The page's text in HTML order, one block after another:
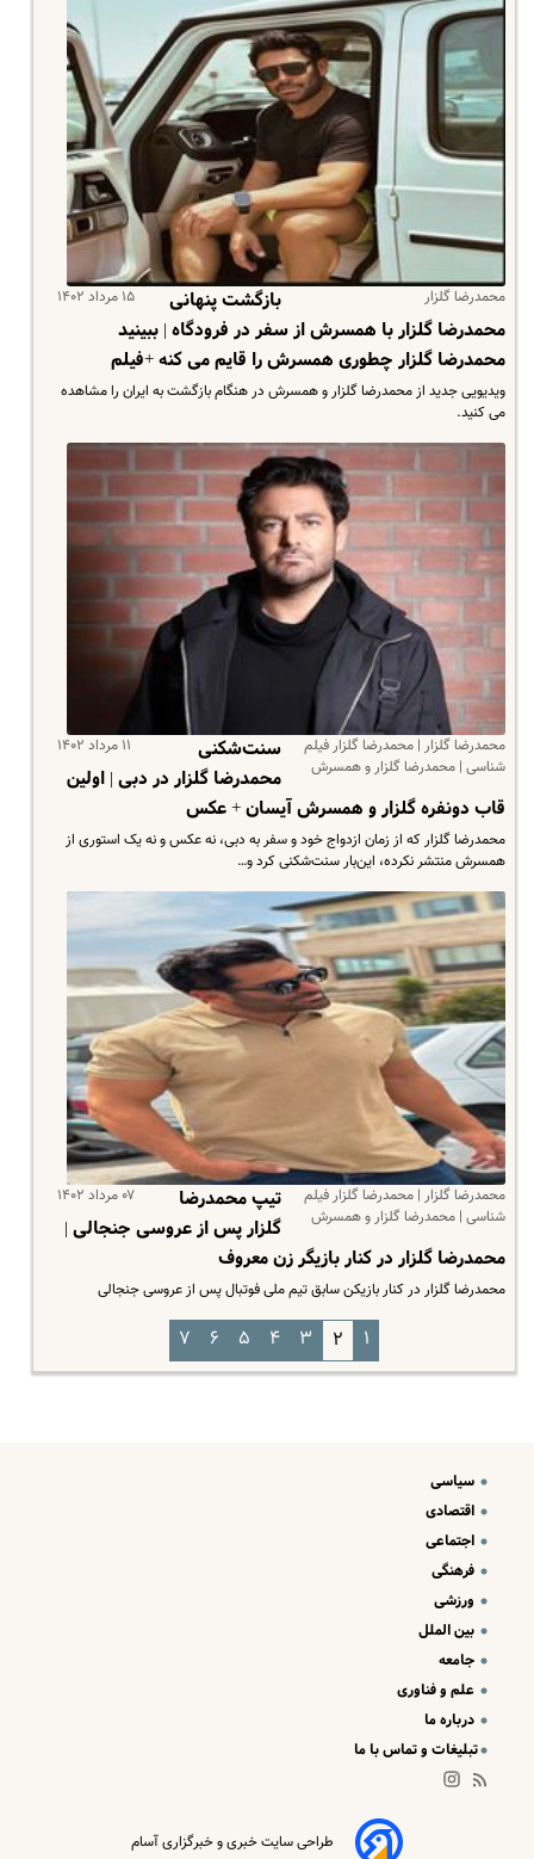
محمدرضا گلزار ۱۵ مرداد ۱۴۰۲
بازگشت پنهانی
محمدرضا گلزار با همسرش از سفر در فرودگاه | ببینید
محمدرضا گلزار چطوری همسرش را قایم می کنه +فیلم
ویدیویی جدید از محمدرضا گلزار و همسرش در هنگام بازگشت به ایران را مشاهده
می کنید.
محمدرضا گلزار | محمدرضا گلزار فیلم
شناسی | محمدرضا گلزار و همسرش
۱۱ مرداد ۱۴۰۲
سنت‌شکنی
محمدرضا گلزار در دبی | اولین
قاب دونفره گلزار و همسرش آیسان + عکس
محمدرضا گلزار که از زمان ازدواج خود و سفر به دبی، نه عکس و نه یک استوری از
همسرش منتشر نکرده، این‌بار سنت‌شکنی کرد و…
محمدرضا گلزار | محمدرضا گلزار فیلم
شناسی | محمدرضا گلزار و همسرش
۰۷ مرداد ۱۴۰۲
تیپ محمدرضا
گلزار پس از عروسی جنجالی |
محمدرضا گلزار در کنار بازیگر زن معروف
محمدرضا گلزار در کنار بازیکن سابق تیم ملی فوتبال پس از عروسی جنجالی
۱ ۲ ۳ ۴ ۵ ۶ ۷
سیاسی
اقتصادی
اجتماعی
فرهنگی
ورزشی
بین الملل
جامعه
علم و فناوری
درباره ما
تبلیغات و تماس با ما
طراحی سایت خبری و خبرگزاری آسام